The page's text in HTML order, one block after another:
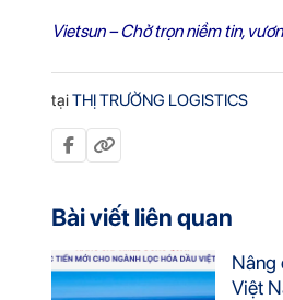
Vietsun – Chở trọn niềm tin,
tạiTHỊ TRƯỜNG LOGISTICS
Bài viết liên quan
Nâng
Việt